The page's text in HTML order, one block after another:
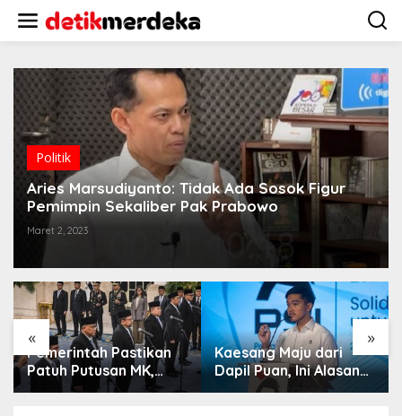
w
Politik
Aries Marsudiyanto: Tidak Ada Sosok Figur
Pemimpin Sekaliber Pak Prabowo
Maret 2, 2023
« »
Pemerintah Pastikan
Patuh Putusan MK,
Anggaran MBG Dipisah
Kaesang Maju dari
Dapil Puan, Ini Alasan
PSI Pilih Solo